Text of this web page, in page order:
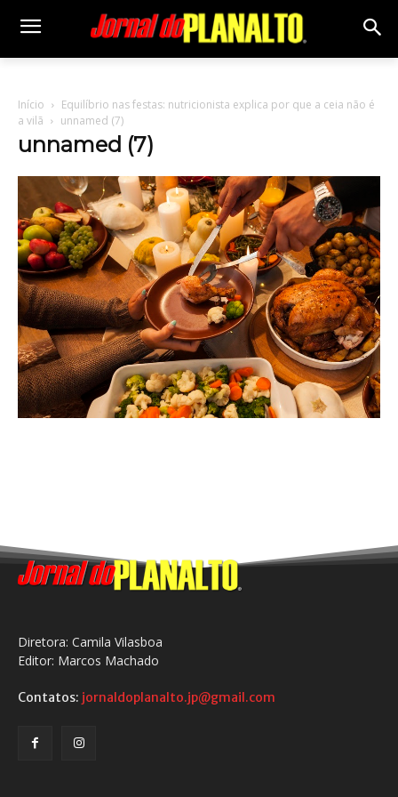
Início
Equilíbrio nas festas: nutricionista explica por que a ceia não é
a vilã
unnamed (7)
unnamed (7)
Diretora: Camila Vilasboa
Editor: Marcos Machado
Contatos: jornaldoplanalto.jp@gmail.com